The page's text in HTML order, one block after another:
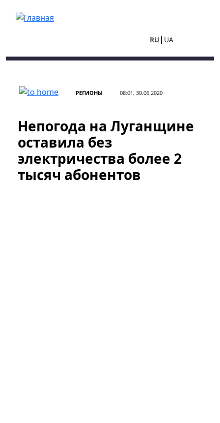
RU UA
РЕГИОНЫ 08:01, 30.06.2020
Непогода на Луганщине
оставила без
электричества более 2
тысяч абонентов